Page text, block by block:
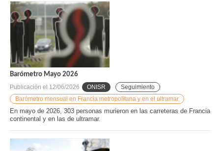
Barómetro Mayo 2026
Publicación el 12/06/2026 ONISR
Seguimiento
Barómetro mensual en Francia metropolitana y en el ultramar
En mayo de 2026, 303 personas murieron en las carreteras de Francia
continental y en las de ultramar.